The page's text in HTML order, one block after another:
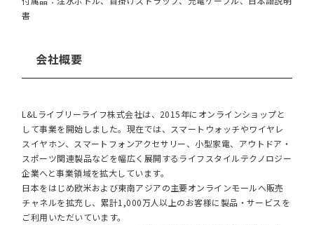
書
会社概要
L&Lライブリーライフ株式会社は、2015年にオンラインショップと
して事業を開始しました。現在では、スマートウォッチやワイヤレ
スイヤホン、スマートフォンアクセサリー、小型家電、アウトドア・
スポーツ関連製品などを幅広く展開するライフスタイルテクノロジー
企業へと事業領域を拡大しています。
日本をはじめ欧米および東南アジアの主要オンラインモールへ販売
チャネルを拡充し、累計1,000万人以上のお客様に製品・サービスを
ご利用いただいています。